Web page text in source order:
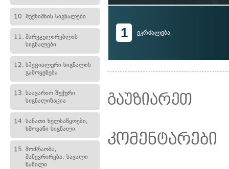
10. შუქნიშნის სიგნალები
11. მარეგულირებლის
სიგნალები
12. სპეციალური სიგნალის
გამოყენება
13. საავარიო შუქური
სიგნალიზაცია
14. სანათი ხელსაწყოები,
ხმოვანი სიგნალი
15. მოძრაობა,
მანევრირება, სავალი
ნაწილი
1 ეკრძალება
გაუზიარეთ
კომენტარები